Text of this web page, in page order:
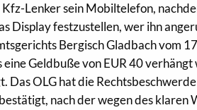
Lenker sein Mobiltelefon,
Display festzustellen, wer ihn
Bergisch Gladbach vom
Geldbuße von EUR 40
OLG hat die
nach der wegen des klaren